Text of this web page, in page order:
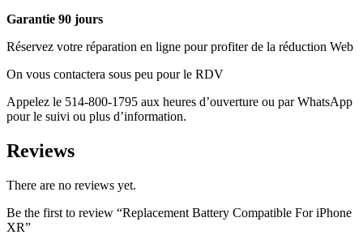
Garantie 90 jours
Réservez votre réparation en ligne pour profiter de la réduction Web
On vous contactera sous peu pour le RDV
Appelez le 514-800-1795 aux heures d’ouverture ou par WhatsApp
pour le suivi ou plus d’information.
Reviews
There are no reviews yet.
Be the first to review “Replacement Battery Compatible For iPhone
XR”